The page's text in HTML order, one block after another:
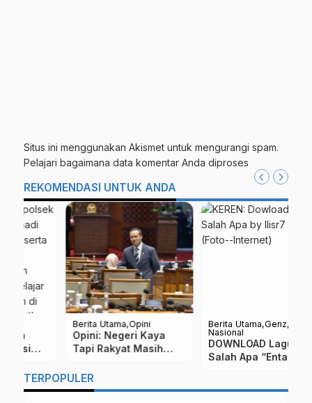
Situs ini menggunakan Akismet untuk mengurangi spam.
Pelajari bagaimana data komentar Anda diproses
REKOMENDASI UNTUK ANDA
Berita Utama Opini
Opini: Negeri Kaya
Tapi Rakyat Masih
Salah dengan Arah
Ekonomi Indonesia
Berita Utama Genz
DOWNLOAD Lagu Hits
Salah Apa “Entah Apa
TERPOPULER